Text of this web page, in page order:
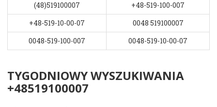
(48)519100007
+48-519-100-007
+48-519-10-00-07
0048 519100007
0048-519-100-007
0048-519-10-00-07
TYGODNIOWY WYSZUKIWANIA
+48519100007